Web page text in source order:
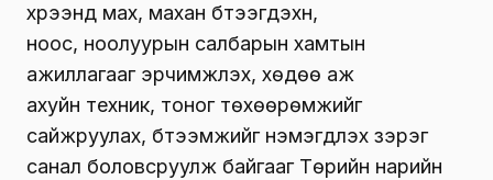
хүрээнд мах, махан бүтээгдэхүүн,
ноос, ноолуурын салбарын хамтын
ажиллагааг эрчимжүүлэх, хөдөө аж
ахуйн техник, тоног төхөөрөмжийг
сайжруулах, бүтээмжийг нэмэгдүүлэх зэрэг
санал боловсруулж байгааг Төрийн нарийн